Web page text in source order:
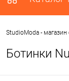
StudioModa - магазин
Ботинки